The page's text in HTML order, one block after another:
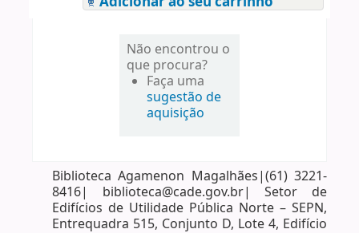
Não encontrou o
que procura?
Faça uma
sugestão de
aquisição
Biblioteca Agamenon Magalhães|(61) 3221-
8416| biblioteca@cade.gov.br| Setor de
Edifícios de Utilidade Pública Norte – SEPN,
Entrequadra 515, Conjunto D, Lote 4, Edifício